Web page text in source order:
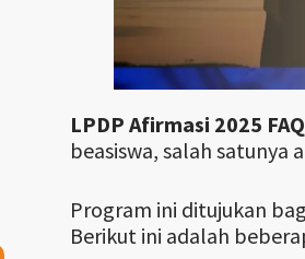
LPDP Afirmasi 2025 FAQ
beasiswa, salah satunya
Program ini ditujukan
Berikut ini adalah